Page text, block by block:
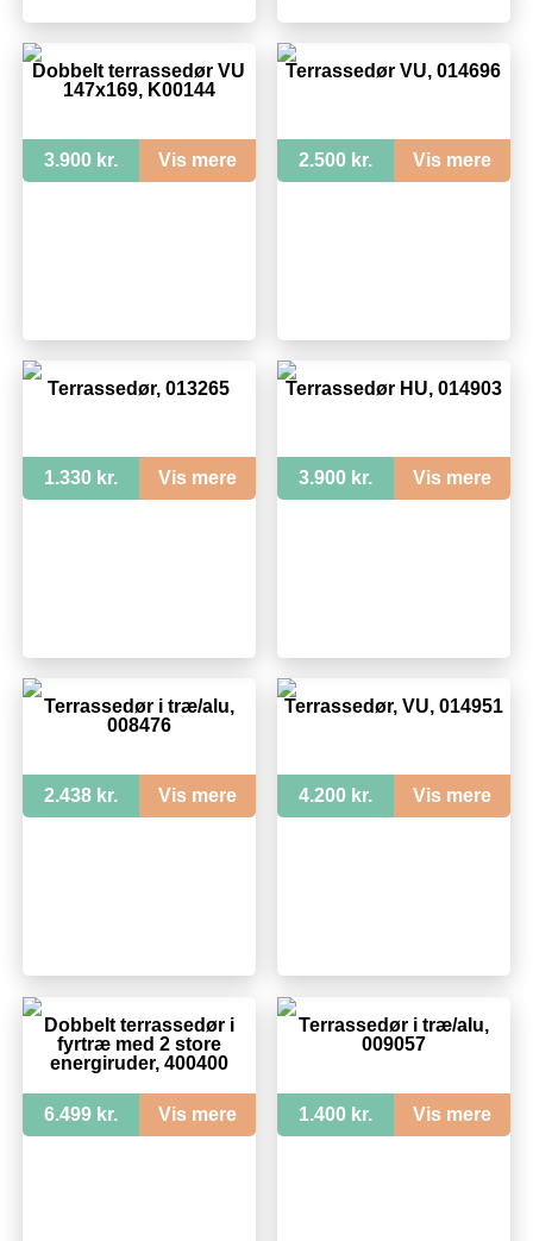
Dobbelt terrassedør VU
147x169, K00144
3.900 kr. Vis mere
Terrassedør VU, 014696
2.500 kr. Vis mere
Terrassedør, 013265
1.330 kr. Vis mere
Terrassedør HU, 014903
3.900 kr. Vis mere
Terrassedør i træ/alu,
008476
2.438 kr. Vis mere
Terrassedør, VU, 014951
4.200 kr. Vis mere
Dobbelt terrassedør i
fyrtræ med 2 store
energiruder, 400400
6.499 kr. Vis mere
Terrassedør i træ/alu,
009057
1.400 kr. Vis mere